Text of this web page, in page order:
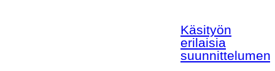
Käsityön
erilaisia